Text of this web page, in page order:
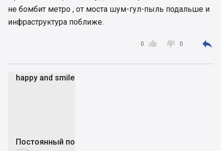
не бомбит метро , от моста шум-гул-пыль подальше и
инфраструктура поближе.

0  0 
happy and smile
Постоянный пользователь